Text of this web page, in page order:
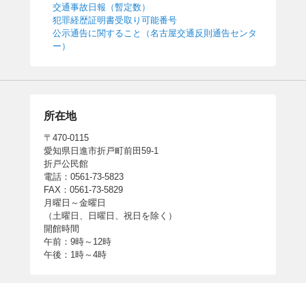
交通事故日報（暫定数）
犯罪経歴証明書受取り可能番号
公示通告に関すること（名古屋交通反則通告センタ
ー）
所在地
〒470-0115
愛知県日進市折戸町前田59-1
折戸公民館
電話：0561-73-5823
FAX：0561-73-5829
月曜日～金曜日
（土曜日、日曜日、祝日を除く）
開館時間
午前：9時～12時
午後：1時～4時